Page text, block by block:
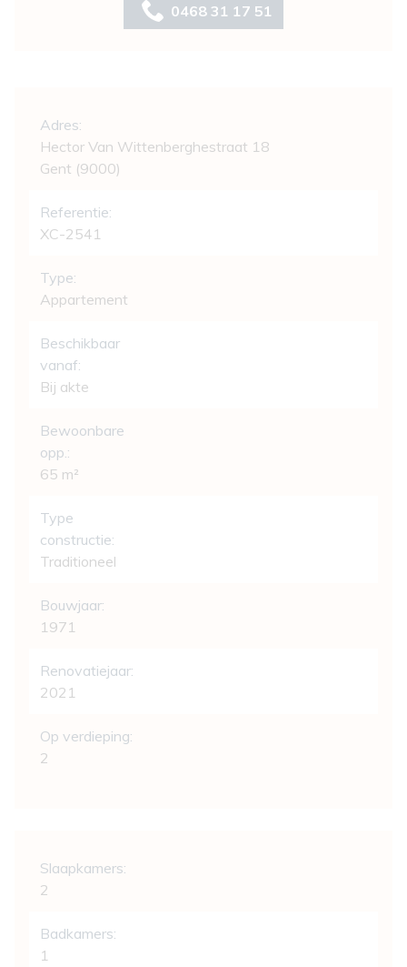
0468 31 17 51
Adres:
Hector Van Wittenberghestraat 18
Gent (9000)
Referentie:
XC-2541
Type:
Appartement
Beschikbaar
vanaf:
Bij akte
Bewoonbare
opp.:
65 m²
Type
constructie:
Traditioneel
Bouwjaar:
1971
Renovatiejaar:
2021
Op verdieping:
2
Slaapkamers:
2
Badkamers:
1